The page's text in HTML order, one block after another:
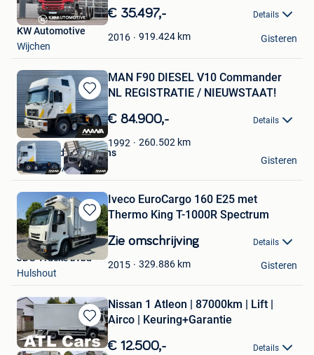
in
Mijn
Favorieten
€ 35.497,- Details
2016 919.424 km
KW Automotive
Wijchen
Gisteren
Bewaren
in
Mijn
Favorieten
MAN F90 DIESEL V10 Commander
NL REGISTRATIE / NIEUWSTAAT!
€ 84.900,- Details
1992 260.502 km
MANA Bedrijfswagens
ROOSENDAAL
Gisteren
Bewaren
in
Mijn
Favorieten
Iveco EuroCargo 160 E25 met
Thermo King T-1000R Spectrum
Zie omschrijving Details
2015 329.886 km
JDG Trucks bvba
Hulshout
Gisteren
Bewaren
in
Nissan 1 Atleon | 87000km | Lift |
Airco | Keuring+Garantie
€ 12.500,- Details